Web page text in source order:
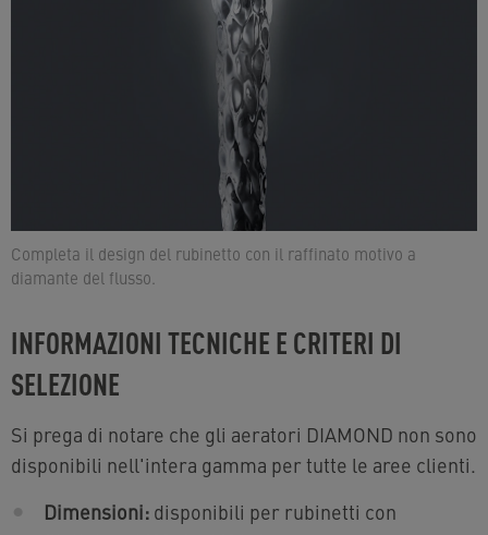
Completa il design del rubinetto con il raffinato motivo a
diamante del flusso.
INFORMAZIONI TECNICHE E CRITERI DI
SELEZIONE
Si prega di notare che gli aeratori DIAMOND non sono
disponibili nell'intera gamma per tutte le aree clienti.
Dimensioni: disponibili per rubinetti con